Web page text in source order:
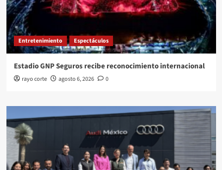
Entretenimiento Espectáculos
Estadio GNP Seguros recibe reconocimiento internacional
rayo corte agosto 6, 2026 0